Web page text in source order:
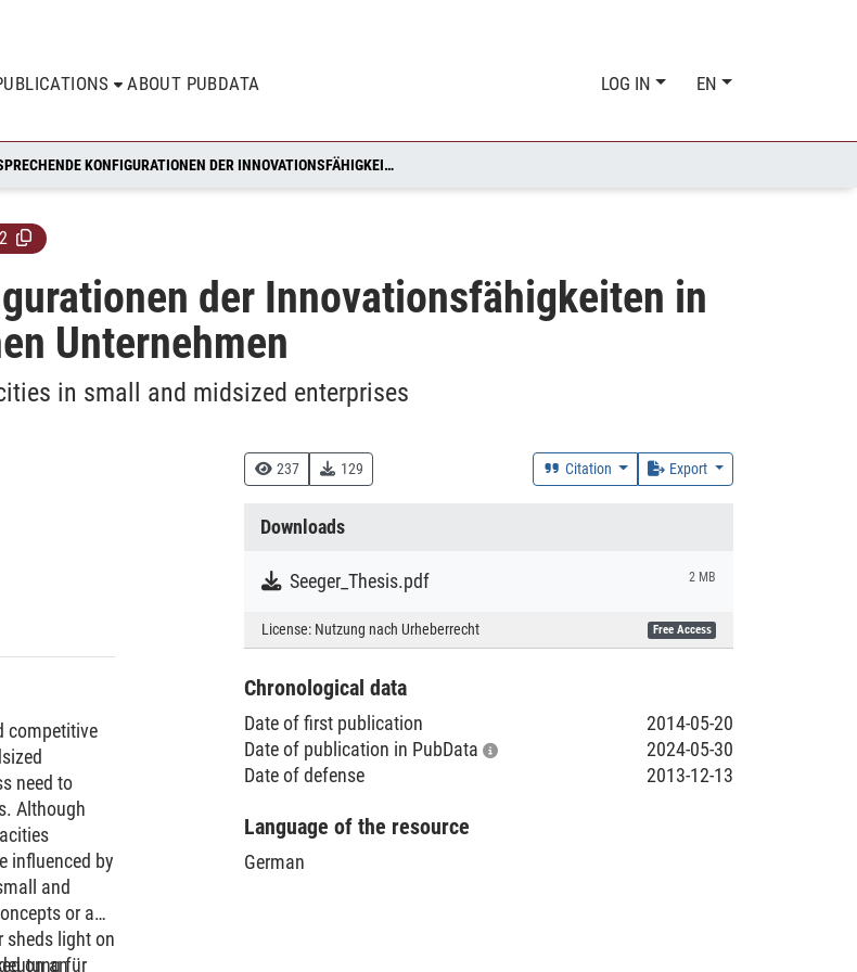
ABOUT PUBDATA LOG IN EN
ERFOLGSVERSPRECHENDE KONFIGURATIONEN DER INNOVATIONSFÄHIGKEITEN IN KLEINEN UND MITTELSTÄNDISCHEN UNTERNEHMEN
der Innovationsfähigkeiten in
Unternehmen
in small and midsized enterprises
237 129 Citation Export
Downloads
Seeger_Thesis.pdf 2 MB
License: Nutzung nach Urheberrecht Free Access
Chronological data
Date of first publication
2014-05-20
Date of publication in PubData
2024-05-30
Date of defense
2013-12-13
Language of the resource
German
competitive
need to
Although
influenced by
and
or an
sheds light on
on anfür